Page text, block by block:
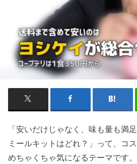
「安いだけじゃなく、味も量も満
ミールキットはどれ？」って、コ
めちゃくちゃ気になるテーマです